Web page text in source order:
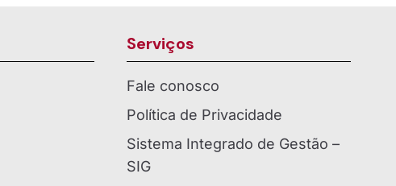
Serviços
Fale conosco
Política de Privacidade
Sistema Integrado de Gestão –
SIG